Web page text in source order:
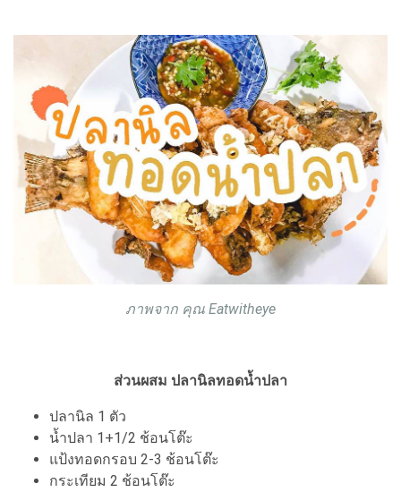
ภาพจาก คุณ Eatwitheye
ส่วนผสม ปลานิลทอดน้ำปลา
ปลานิล 1 ตัว
น้ำปลา 1+1/2 ช้อนโต๊ะ
แป้งทอดกรอบ 2-3 ช้อนโต๊ะ
กระเทียม 2 ช้อนโต๊ะ